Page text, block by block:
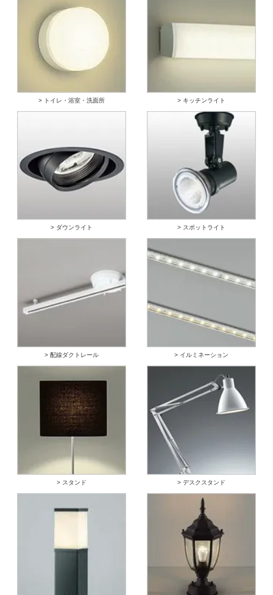
> トイレ・浴室・洗面所 > キッチンライト
> ダウンライト > スポットライト
> 配線ダクトレール > イルミネーション
> スタンド > デスクスタンド